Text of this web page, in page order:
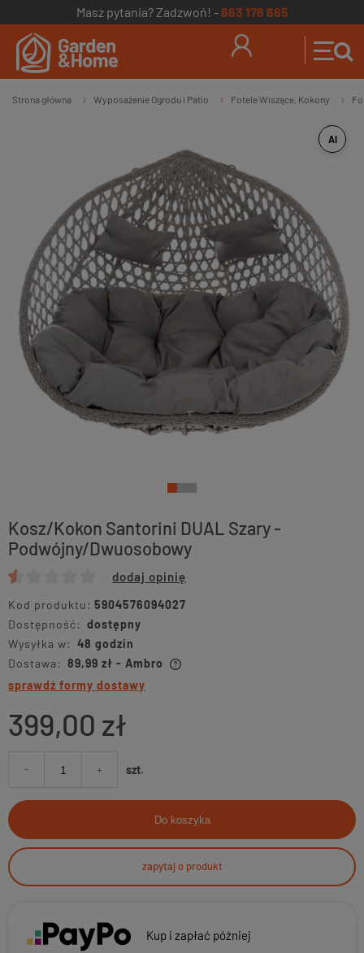
Masz pytania? Zadzwoń! -663 176 665
Strona główna » Wyposażenie Ogrodu i Patio » Fotele Wiszące, Kokony »
AI
Kosz/Kokon Santorini DUAL Szary -
Podwójny/Dwuosobowy
dodaj opinię
Kod produktu: 5904576094027
Dostępność: dostępny
Wysyłka w: 48 godzin
Dostawa: 89,99 zł - Ambro
sprawdź formy dostawy
399,00 zł
- + szt.
Do koszyka
zapytaj o produkt
Kup i zapłać później